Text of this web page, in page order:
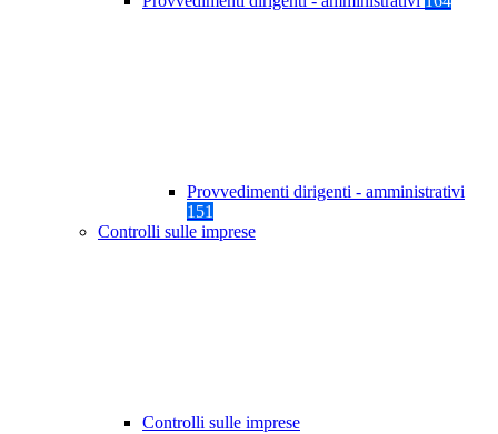
Provvedimenti dirigenti - amministrativi
151
Controlli sulle imprese
Controlli sulle imprese